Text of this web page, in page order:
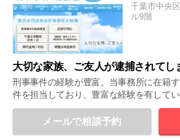
千葉市中央
ル9階
大切な家族、ご友人が逮捕されてし
刑事事件の経験が豊富。当事務所に在籍
件を担当しており、豊富な経験を有してい
メールで相談予約